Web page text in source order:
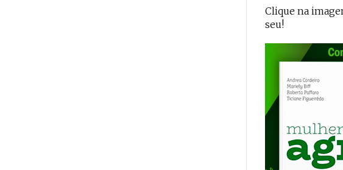
Clique na
seu!